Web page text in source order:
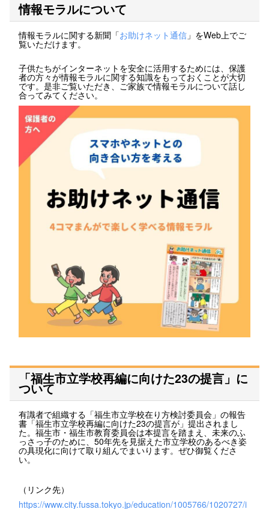
情報モラルについて
情報モラルに関する新聞「お助けネット通信 」をWeb上でご
覧いただけます。
子供たちがインターネットを安全に活用するためには、保護
者の方々が情報モラルに関する知識をもっておくことが大切
です。是非ご覧いただき、ご家族で情報モラルについて話し
合ってみてください。
「福生市立学校再編に向けた23の提言」に
ついて
有識者で組織する「福生市立学校在り方検討委員会」の報告
書「福生市立学校再編に向けた23の提言が」提出されまし
た。福生市・福生市教育委員会は本提言を踏まえ、未来のふ
っさっ子のために、50年先を見据えた市立学校のあるべき姿
の具現化に向けて取り組んでまいります。ぜひ御覧くださ
い。
（リンク先）
https://www.city.fussa.tokyo.jp/education/1005766/1020727/i